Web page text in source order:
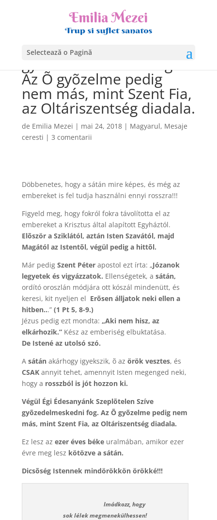
Selectează o Pagină
Végül Égi Édesanyánk
Szeplõtelen Szíve
Az Õ gyõzelme pedig
nem más, mint Szent Fia,
az Oltáriszentség diadala.
de Emilia Mezei | mai 24, 2018| Magyarul, Mesaje
ceresti | 3 comentarii
Döbbenetes, hogy a sátán mire képes, és még az
embereket is fel tudja használni ennyi rosszra!!!
Figyeld meg, hogy fokról fokra távolította el az
embereket a Krisztus által alapított Egyháztól.
Elõször a Sziklától, aztán Isten Szavától, majd
Magától az Istentõl, végül pedig a hittõl.
Már pedig Szent Péterapostol ezt írta: „Józanok
legyetek és vigyázzatok. Ellenségetek, a sátán,
ordító oroszlán módjára ott kószál mindenütt, és
keresi, kit nyeljen el Erõsen álljatok neki ellen a
hitben...”(1 Pt 5, 8-9.)
Jézus pedig ezt mondta: „Aki nem hisz, az
elkárhozik.”Kész az emberiség elbuktatása.
De Istené az utolsó szó.
A sátánakárhogy igyekszik, õ az örök vesztes, és
CSAKannyit tehet, amennyit Isten megenged neki,
hogy a rosszból is jót hozzon ki.
Végül Égi Édesanyánk Szeplõtelen Szíve
gyõzedelmeskedni fog. Az Õ gyõzelme pedig nem
más, mint Szent Fia, az Oltáriszentség diadala.
Ez lesz az ezer éves békeuralmában, amikor ezer
évre meg lesz kötözve a sátán.
Dicsõség Istennek mindörökkön örökké!!!
Imádkozz, hogy
sok lélek megmenekülhessen!